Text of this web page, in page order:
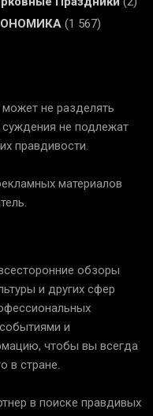
(1 567)
не разделять
не подлежат
правдивости.
материалов
обзоры
и других сфер
и
чтобы вы всегда
в стране.
в поиске правдивых